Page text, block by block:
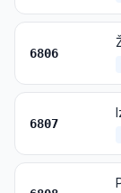
6806
6807